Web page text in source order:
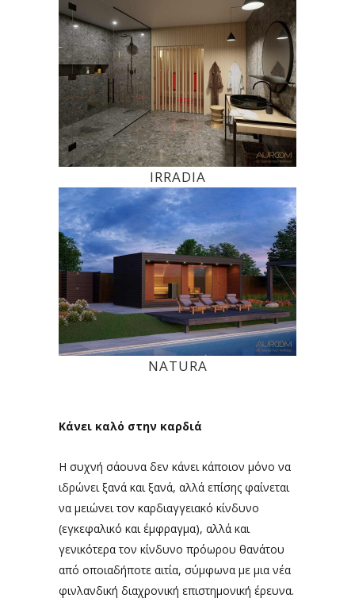
IRRADIA
NATURA
Κάνει καλό στην καρδιά
Η συχνή σάουνα δεν κάνει κάποιον μόνο να
ιδρώνει ξανά και ξανά, αλλά επίσης φαίνεται
να μειώνει τον καρδιαγγειακό κίνδυνο
(εγκεφαλικό και έμφραγμα), αλλά και
γενικότερα τον κίνδυνο πρόωρου θανάτου
από οποιαδήποτε αιτία, σύμφωνα με μια νέα
φινλανδική διαχρονική επιστημονική έρευνα.